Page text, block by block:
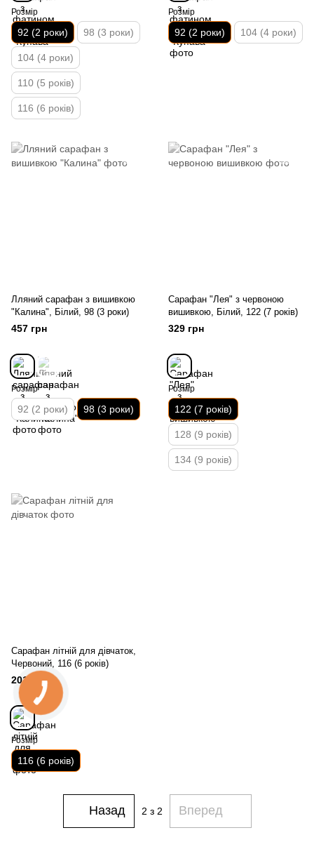
Розмір
92 (2 роки) 98 (3 роки)
104 (4 роки)
110 (5 років)
116 (6 років)
Розмір
92 (2 роки) 104 (4 роки)
Лляний сарафан з вишивкою
"Калина", Білий, 98 (3 роки)
457 грн
Розмір
92 (2 роки) 98 (3 роки)
Сарафан "Лея" з червоною
вишивкою, Білий, 122 (7 років)
329 грн
Розмір
122 (7 років)
128 (9 років)
134 (9 років)
Сарафан літній для дівчаток,
Червоний, 116 (6 років)
201 грн
Розмір
116 (6 років)
Назад 2 з 2 Вперед